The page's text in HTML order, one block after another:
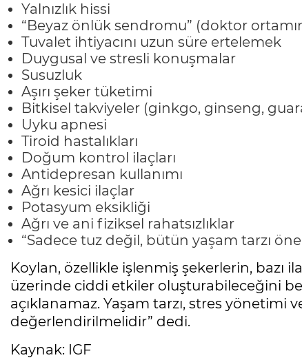
Yalnızlık hissi
“Beyaz önlük sendromu” (doktor
Tuvalet ihtiyacını uzun süre ertelemek
Duygusal ve stresli konuşmalar
Susuzluk
Aşırı şeker tüketimi
Bitkisel takviyeler (ginkgo, ginseng,
Uyku apnesi
Tiroid hastalıkları
Doğum kontrol ilaçları
Antidepresan kullanımı
Ağrı kesici ilaçlar
Potasyum eksikliği
Ağrı ve ani fiziksel rahatsızlıklar
“Sadece tuz değil, bütün yaşam tarzı
Koylan, özellikle işlenmiş şekerlerin, bazı
üzerinde ciddi etkiler oluşturabileceğini
açıklanamaz. Yaşam tarzı, stres yönetimi
değerlendirilmelidir” dedi.
Kaynak: IGF